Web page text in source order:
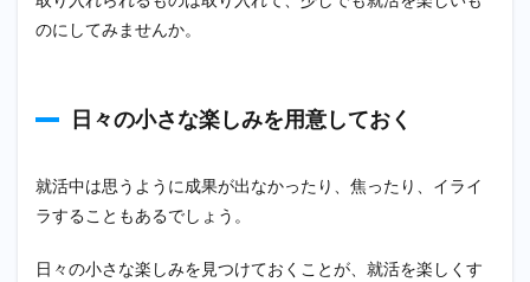
のにしてみませんか。
日々の小さな楽しみを用意しておく
就活中は思うように成果が出なかったり、焦ったり、イライ
ラすることもあるでしょう。
日々の小さな楽しみを見つけておくことが、就活を楽しくす